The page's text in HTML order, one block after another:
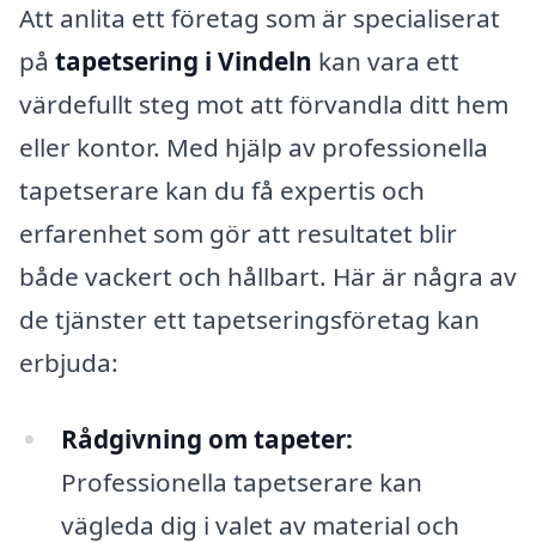
Att anlita ett företag som är specialiserat
på tapetsering i Vindeln kan vara ett
värdefullt steg mot att förvandla ditt hem
eller kontor. Med hjälp av professionella
tapetserare kan du få expertis och
erfarenhet som gör att resultatet blir
både vackert och hållbart. Här är några av
de tjänster ett tapetseringsföretag kan
erbjuda:
Rådgivning om tapeter:
Professionella tapetserare kan
vägleda dig i valet av material och